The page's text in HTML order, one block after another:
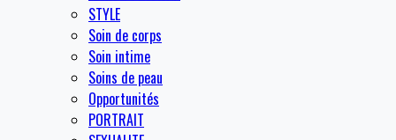
STYLE
Soin de corps
Soin intime
Soins de peau
Opportunités
PORTRAIT